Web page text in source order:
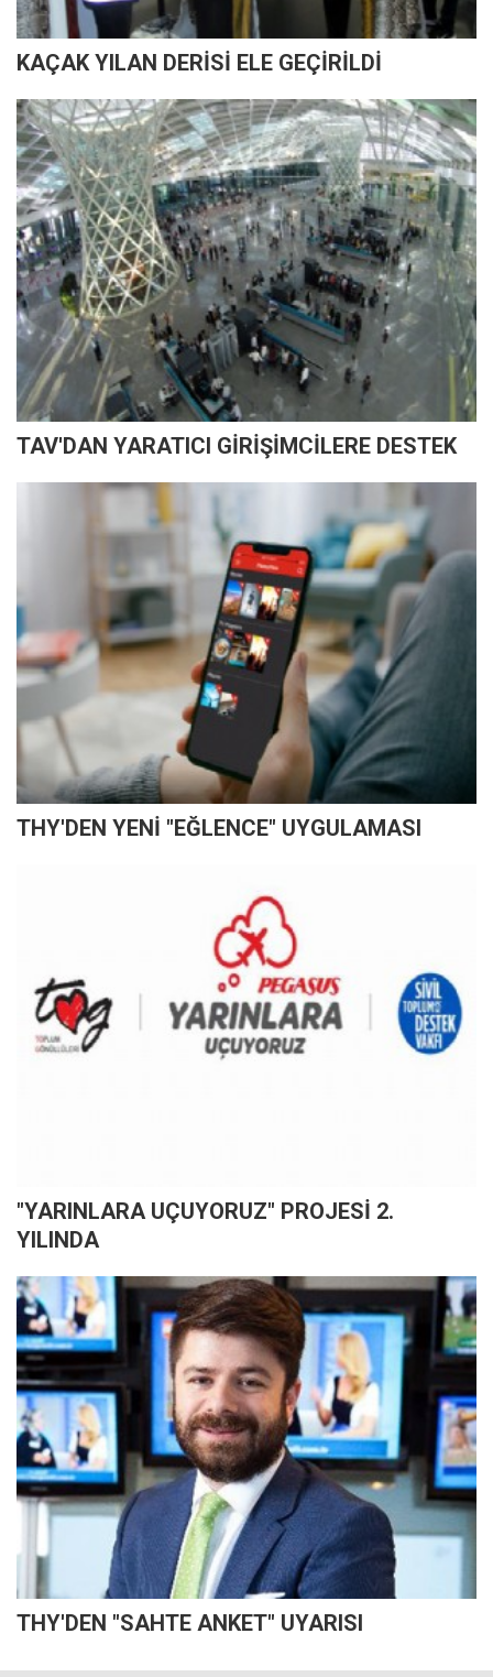
KAÇAK YILAN DERİSİ ELE GEÇİRİLDİ
TAV'DAN YARATICI GİRİŞİMCİLERE DESTEK
THY'DEN YENİ "EĞLENCE" UYGULAMASI
"YARINLARA UÇUYORUZ" PROJESİ 2.
YILINDA
THY'DEN "SAHTE ANKET" UYARISI